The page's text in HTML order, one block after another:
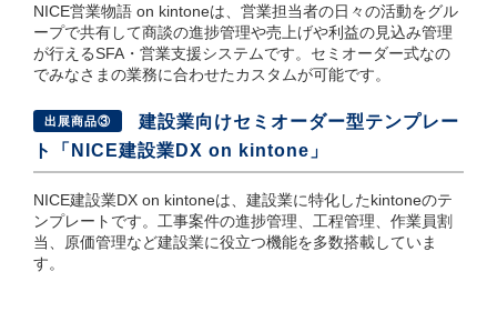
NICE営業物語 on kintoneは、営業担当者の日々の活動をグル
ープで共有して商談の進捗管理や売上げや利益の見込み管理
が行えるSFA・営業支援システムです。セミオーダー式なの
でみなさまの業務に合わせたカスタムが可能です。
出展商品③
建設業向けセミオーダー型テンプレー
ト「NICE建設業DX on kintone」
NICE建設業DX on kintoneは、建設業に特化したkintoneのテ
ンプレートです。工事案件の進捗管理、工程管理、作業員割
当、原価管理など建設業に役立つ機能を多数搭載していま
す。